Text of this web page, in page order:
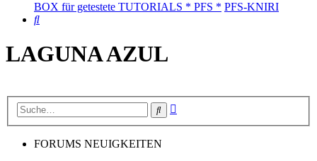
BOX für getestete TUTORIALS * PFS * PFS-KNIRI
Suche
LAGUNA AZUL
Suche
FORUMS NEUIGKEITEN